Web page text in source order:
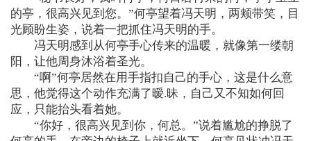
的亭，很高兴见到您。”何亭望着冯天明，两颊带笑，目
光顾盼生姿，说着一把抓住冯天明的手。
冯天明感到从何亭手心传来的温暖，就像第一缕朝
阳，让他周身沐浴着圣光。
“啊”何亭居然在用手指扣自己的手心，这是什么意
思，他觉得这个动作充满了暧.昧，自己又不知如何回
应，只能抬头看着她。
“你好，很高兴见到你，何总。”说着尴尬的挣脱了